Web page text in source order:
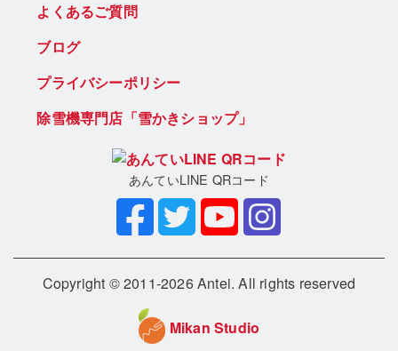
よくあるご質問
ブログ
プライバシーポリシー
除雪機専門店「雪かきショップ」
あんていLINE QRコード
Copyright © 2011-2026 Antei. All rights reserved
Mikan Studio